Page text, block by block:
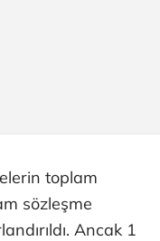
toplam
sözleşme
Ancak 1